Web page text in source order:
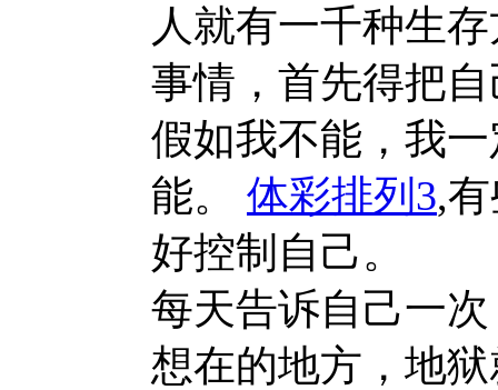
人就有一千种生
事情，首先得把
假如我不能，我
能。 体彩排列3,
好控制自己。
每天告诉自己一
想在的地方，地